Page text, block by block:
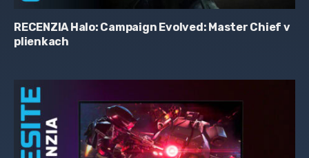
RECENZIA Halo: Campaign Evolved: Master Chief v
plienkach